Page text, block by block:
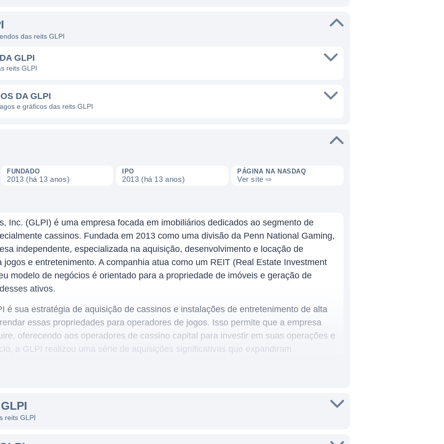
das reits GLPI
GLPI
reits GLPI
DA GLPI
e gráficos das reits GLPI
FUNDADO
2013 (há 13 anos)
IPO
2013 (há 13 anos)
PÁGINA NA NASDAQ
Ver site ⇨
Inc. (GLPI) é uma empresa focada em imobiliários dedicados ao segmento de
cassinos. Fundada em 2013 como uma divisão da Penn National Gaming,
independente, especializada na aquisição, desenvolvimento e locação de
jogos e entretenimento. A companhia atua como um REIT (Real Estate Investment
modelo de negócios é orientado para a propriedade de imóveis e geração de
ativos.
é sua estratégia de aquisição de cassinos e instalações de entretenimento de alta
essas propriedades para operadores de jogos. Isso permite que a empresa
oferecendo aos operadores de cassino capital para investir em suas operações e
a GLPI realizou uma série de aquisições significativas que expandiram
sua presença no mercado. A companhia se beneficia de um fluxo de
contratos de locação de longo prazo com operadores.
NEGÓCIOS
reits GLPI